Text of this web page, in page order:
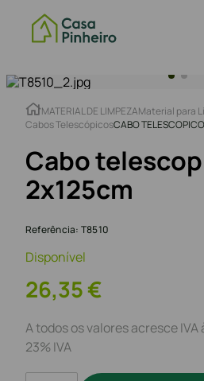
MATERIAL DE LIMPEZAMaterial para
Cabos TelescópicosCABO
Cabo
2x125cm
Referência: T8510
Disponível
26,35€
A todos os valores acresce
23% IVA